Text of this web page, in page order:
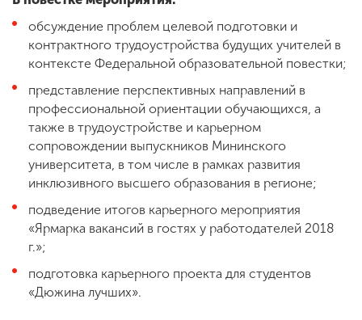
обсуждение проблем целевой подготовки и
контрактного трудоустройства будущих учителей в
контексте Федеральной образовательной повестки;
представление перспективных направлений в
профессиональной ориентации обучающихся, а
также в трудоустройстве и карьерном
сопровождении выпускников Мининского
университета, в том числе в рамках развития
инклюзивного высшего образования в регионе;
подведение итогов карьерного мероприятия
«Ярмарка вакансий в гостях у работодателей 2018
г.»;
подготовка карьерного проекта для студентов
«Дюжина лучших».